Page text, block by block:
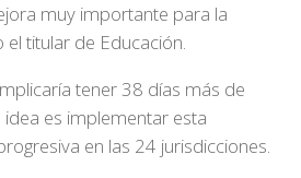
muy importante para la
titular de Educación.
tener 38 días más de
es implementar esta
en las 24 jurisdicciones.